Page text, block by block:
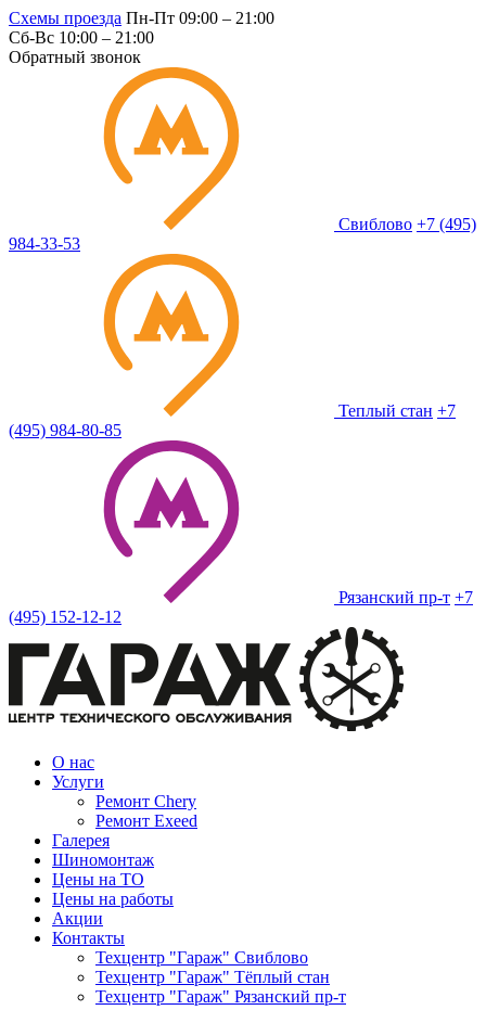
Схемы проезда Пн-Пт 09:00 – 21:00
Сб-Вс 10:00 – 21:00
Обратный звонок
Свиблово +7 (495)
984-33-53
Теплый стан +7
(495) 984-80-85
Рязанский пр-т +7
(495) 152-12-12
О нас
Услуги
Ремонт Chery
Ремонт Exeed
Галерея
Шиномонтаж
Цены на ТО
Цены на работы
Акции
Контакты
Техцентр "Гараж" Свиблово
Техцентр "Гараж" Тёплый стан
Техцентр "Гараж" Рязанский пр-т